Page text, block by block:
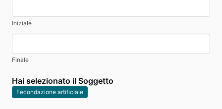
Iniziale
Finale
Hai selezionato il Soggetto
Fecondazione artificiale